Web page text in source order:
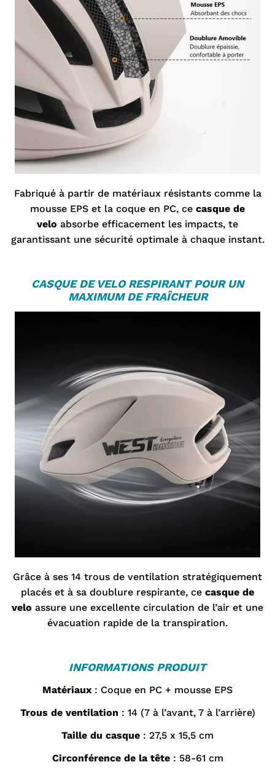
Fabriqué à partir de matériaux résistants comme la
mousse EPS et la coque en PC, ce casque de
velo absorbe efficacement les impacts, te
garantissant une sécurité optimale à chaque instant.
CASQUE DE VELO RESPIRANT POUR UN
MAXIMUM DE FRAÎCHEUR
Grâce à ses 14 trous de ventilation stratégiquement
placés et à sa doublure respirante, ce casque de
velo assure une excellente circulation de l’air et une
évacuation rapide de la transpiration.
INFORMATIONS PRODUIT
Matériaux : Coque en PC + mousse EPS
Trous de ventilation : 14 (7 à l’avant, 7 à l’arrière)
Taille du casque : 27,5 x 15,5 cm
Circonférence de la tête: 58-61 cm